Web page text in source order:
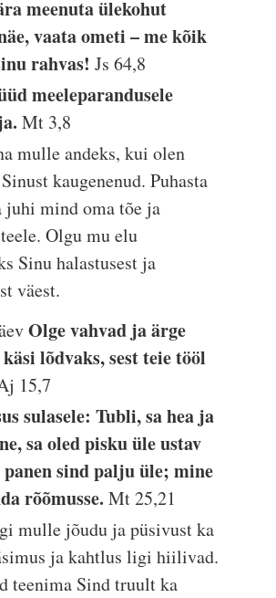
meenuta ülekohut
vaata ometi – me kõik
rahvas!Js 64,8
meeleparandusele
Mt 3,8
mulle andeks, kui olen
kaugenenud. Puhasta
juhi mind oma tõe ja
Olgu mu elu
Sinu halastusest ja
väest.
Olge vahvad ja ärge
lõdvaks, sest teie tööl
15,7
sulasele: Tubli, sa hea ja
sa oled pisku üle ustav
sind palju üle; mine
rõõmusse.Mt 25,21
mulle jõudu ja püsivust ka
ja kahtlus ligi hiilivad.
teenima Sind truult ka